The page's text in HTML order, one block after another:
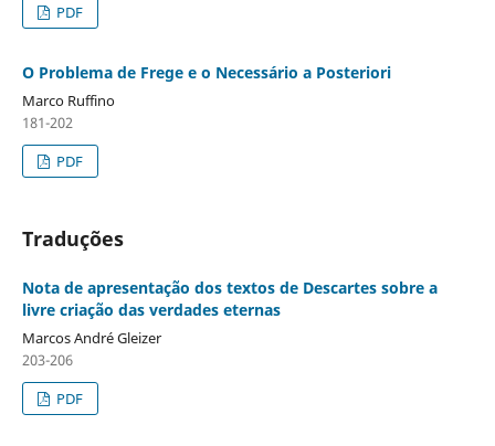
PDF
O Problema de Frege e o Necessário a Posteriori
Marco Ruffino
181-202
PDF
Traduções
Nota de apresentação dos textos de Descartes sobre a
livre criação das verdades eternas
Marcos André Gleizer
203-206
PDF